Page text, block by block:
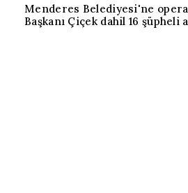
Menderes Belediyesi'ne
Başkanı Çiçek dahil 16 şüpheli